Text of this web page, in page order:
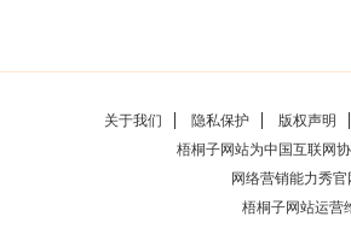
关于我们 隐私保护
版权声明
梧桐子网站为中国互联网
网络营销能力秀官
梧桐子网站运营